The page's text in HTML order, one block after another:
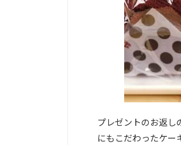
プレゼントのお返し
にもこだわったケー